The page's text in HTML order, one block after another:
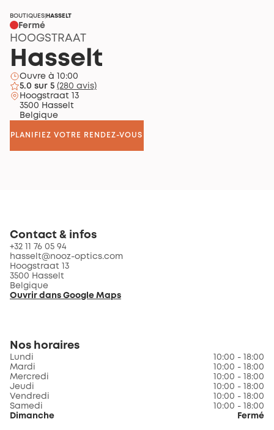
BOUTIQUES HASSELT
Fermé
HOOGSTRAAT
Hasselt
Ouvre à 10:00
5.0 sur 5 (280 avis)
Hoogstraat 13
3500 Hasselt
Belgique
PLANIFIEZ VOTRE RENDEZ-VOUS
Contact & infos
+32 11 76 05 94
hasselt@nooz-optics.com
Hoogstraat 13
3500 Hasselt
Belgique
Ouvrir dans Google Maps
Nos horaires
Lundi
10:00 - 18:00
Mardi
10:00 - 18:00
Mercredi
10:00 - 18:00
Jeudi
10:00 - 18:00
Vendredi
10:00 - 18:00
Samedi
10:00 - 18:00
Dimanche
Fermé